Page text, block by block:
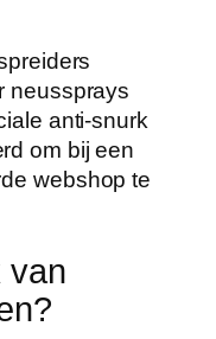
neussprays
anti-snurk
om bij een
webshop te
van